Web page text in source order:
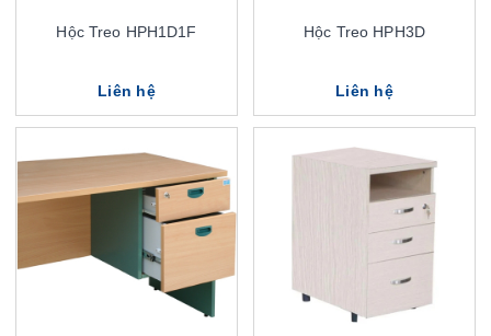
Hộc Treo HPH1D1F
Liên hệ
Hộc Treo HPH3D
Liên hệ